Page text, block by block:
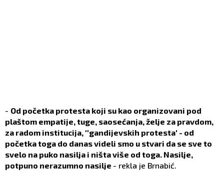
- Od početka protesta koji su kao organizovani pod
plaštom empatije, tuge, saosećanja, želje za pravdom,
za radom institucija, ''gandijevskih protesta' - od
početka toga do danas videli smo u stvari da se sve to
svelo na puko nasilja i ništa više od toga. Nasilje,
potpuno nerazumno nasilje - rekla je Brnabić.